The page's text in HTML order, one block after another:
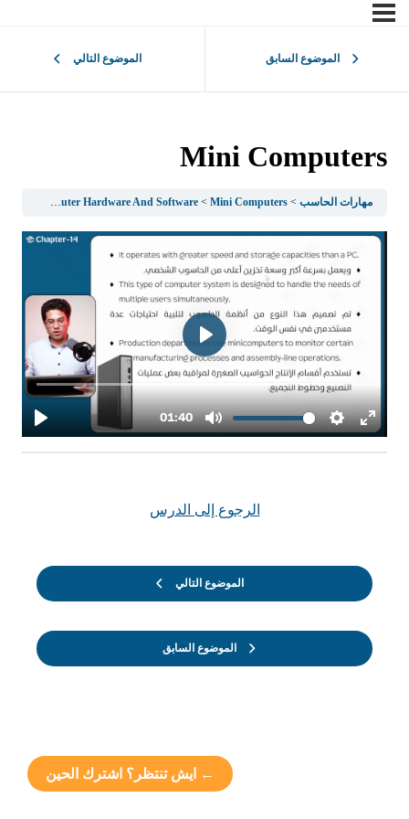
الموضوع السابق الموضوع التالي
Mini Computers
مهارات الحاسب 1Computer Hardware And Software Mini Computers
الموضوع السابق
الرجوع إلى الدرس
الموضوع التالي
← ايش تنتظر؟ اشترك الحين